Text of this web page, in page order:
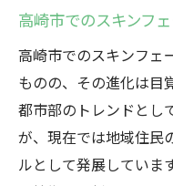
スキンフェード
の理由
地域文化に
高崎市での
の背景
スキンフェ
高崎市でのスキンフ
高崎市でのスキンフェ
ものの、その進化は目
都市部のトレンドとし
が、現在では地域住民
ルとして発展していま